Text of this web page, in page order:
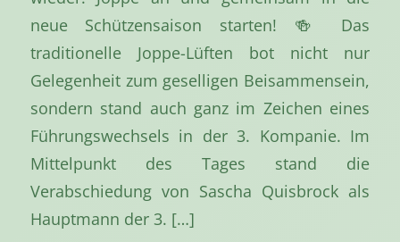
neue Schützensaison starten! 🍻 Das
traditionelle Joppe-Lüften bot nicht nur
Gelegenheit zum geselligen Beisammensein,
sondern stand auch ganz im Zeichen eines
Führungswechsels in der 3. Kompanie. Im
Mittelpunkt des Tages stand die
Verabschiedung von Sascha Quisbrock als
Hauptmann der 3. […]